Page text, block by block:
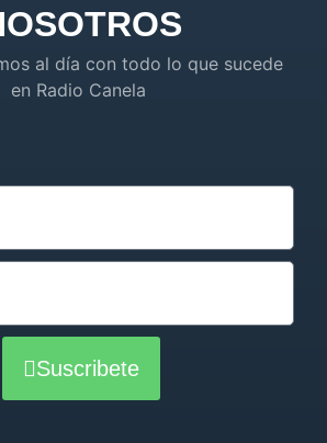
al día con todo lo que sucede
en Radio Canela
Suscribete